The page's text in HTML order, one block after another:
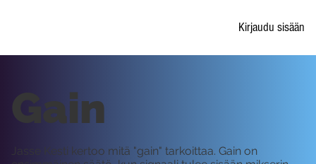
Kirjaudu sisään
Gain
Jasse Kesti kertoo mitä "gain" tarkoittaa. Gain on